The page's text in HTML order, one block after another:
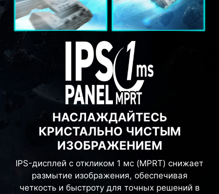
НАСЛАЖДАЙТЕСЬ
КРИСТАЛЬНО ЧИСТЫМ
ИЗОБРАЖЕНИЕМ
IPS-дисплей с откликом 1 мс (MPRT) снижает
размытие изображения, обеспечивая
четкость и быстроту для точных решений в